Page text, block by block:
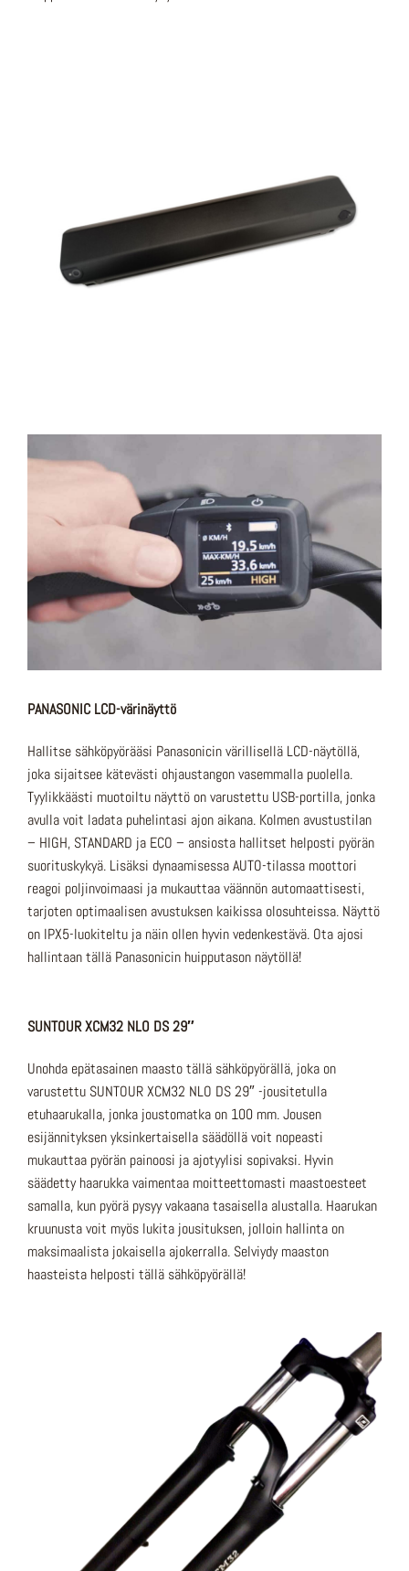
PANASONIC LCD-värinäyttö
Hallitse sähköpyörääsi Panasonicin värillisellä LCD-näytöllä,
joka sijaitsee kätevästi ohjaustangon vasemmalla puolella.
Tyylikkäästi muotoiltu näyttö on varustettu USB-portilla, jonka
avulla voit ladata puhelintasi ajon aikana. Kolmen avustustilan
– HIGH, STANDARD ja ECO – ansiosta hallitset helposti pyörän
suorituskykyä. Lisäksi dynaamisessa AUTO-tilassa moottori
reagoi poljinvoimaasi ja mukauttaa väännön automaattisesti,
tarjoten optimaalisen avustuksen kaikissa olosuhteissa. Näyttö
on IPX5-luokiteltu ja näin ollen hyvin vedenkestävä. Ota ajosi
hallintaan tällä Panasonicin huipputason näytöllä!
SUNTOUR XCM32 NLO DS 29″
Unohda epätasainen maasto tällä sähköpyörällä, joka on
varustettu SUNTOUR XCM32 NLO DS 29″ -jousitetulla
etuhaarukalla, jonka joustomatka on 100 mm. Jousen
esijännityksen yksinkertaisella säädöllä voit nopeasti
mukauttaa pyörän painoosi ja ajotyylisi sopivaksi. Hyvin
säädetty haarukka vaimentaa moitteettomasti maastoesteet
samalla, kun pyörä pysyy vakaana tasaisella alustalla. Haarukan
kruunusta voit myös lukita jousituksen, jolloin hallinta on
maksimaalista jokaisella ajokerralla. Selviydy maaston
haasteista helposti tällä sähköpyörällä!